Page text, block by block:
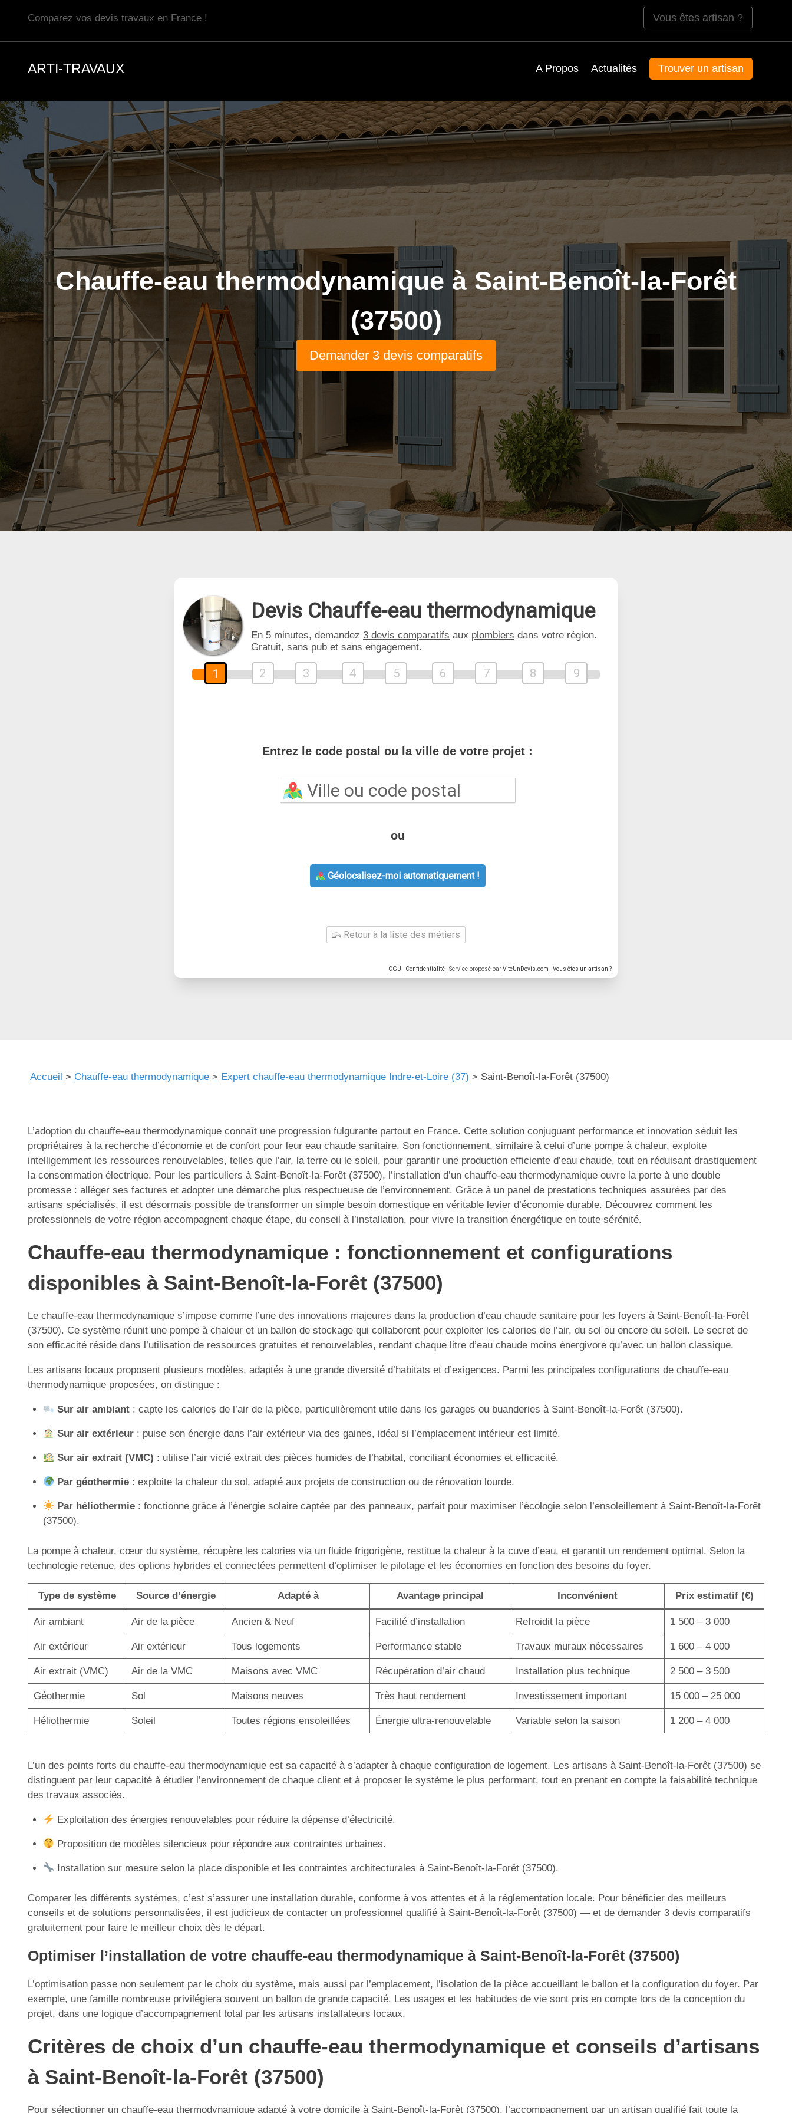
Comparez vos devis travaux en France ! Vous êtes artisan ?
ARTI-TRAVAUX A Propos Actualités Trouver un artisan
Chauffe-eau thermodynamique à Saint-Benoît-la-Forêt
(37500)
Demander 3 devis comparatifs
Devis Chauffe-eau thermodynamique
En 5 minutes, demandez 3 devis comparatifs aux plombiers dans votre région.
Gratuit, sans pub et sans engagement.
1 2 3 4 5 6 7 8 9
Entrez le code postal ou la ville de votre projet :
ou
Géolocalisez-moi automatiquement !
Retour à la liste des métiers
CGU - Confidentialité- Service proposé parViteUnDevis.com -Vous êtes un artisan ?
Accueil > Chauffe-eau thermodynamique > Expert chauffe-eau thermodynamique Indre-et-Loire (37) > Saint-Benoît-la-Forêt (37500)
L’adoption du chauffe-eau thermodynamique connaît une progression fulgurante partout en France. Cette solution conjuguant performance et innovation séduit les
propriétaires à la recherche d’économie et de confort pour leur eau chaude sanitaire. Son fonctionnement, similaire à celui d’une pompe à chaleur, exploite
intelligemment les ressources renouvelables, telles que l’air, la terre ou le soleil, pour garantir une production efficiente d’eau chaude, tout en réduisant drastiquement
la consommation électrique. Pour les particuliers à Saint-Benoît-la-Forêt (37500), l’installation d’un chauffe-eau thermodynamique ouvre la porte à une double
promesse : alléger ses factures et adopter une démarche plus respectueuse de l’environnement. Grâce à un panel de prestations techniques assurées par des
artisans spécialisés, il est désormais possible de transformer un simple besoin domestique en véritable levier d’économie durable. Découvrez comment les
professionnels de votre région accompagnent chaque étape, du conseil à l’installation, pour vivre la transition énergétique en toute sérénité.
Chauffe-eau thermodynamique : fonctionnement et configurations
disponibles à Saint-Benoît-la-Forêt (37500)
Le chauffe-eau thermodynamique s’impose comme l’une des innovations majeures dans la production d’eau chaude sanitaire pour les foyers à Saint-Benoît-la-Forêt
(37500). Ce système réunit une pompe à chaleur et un ballon de stockage qui collaborent pour exploiter les calories de l’air, du sol ou encore du soleil. Le secret de
son efficacité réside dans l’utilisation de ressources gratuites et renouvelables, rendant chaque litre d’eau chaude moins énergivore qu’avec un ballon classique.
Les artisans locaux proposent plusieurs modèles, adaptés à une grande diversité d’habitats et d’exigences. Parmi les principales configurations de chauffe-eau
thermodynamique proposées, on distingue :
Sur air ambiant: capte les calories de l’air de la pièce, particulièrement utile dans les garages ou buanderies à Saint-Benoît-la-Forêt (37500).
Sur air extérieur: puise son énergie dans l’air extérieur via des gaines, idéal si l’emplacement intérieur est limité.
Sur air extrait (VMC) : utilise l’air vicié extrait des pièces humides de l’habitat, conciliant économies et efficacité.
Par géothermie: exploite la chaleur du sol, adapté aux projets de construction ou de rénovation lourde.
Par héliothermie: fonctionne grâce à l’énergie solaire captée par des panneaux, parfait pour maximiser l’écologie selon l’ensoleillement à Saint-Benoît-la-Forêt
(37500).
La pompe à chaleur, cœur du système, récupère les calories via un fluide frigorigène, restitue la chaleur à la cuve d’eau, et garantit un rendement optimal. Selon la
technologie retenue, des options hybrides et connectées permettent d’optimiser le pilotage et les économies en fonction des besoins du foyer.
Type de système Source d’énergie Adapté à Avantage principal Inconvénient Prix estimatif (€)
Air ambiant Air de la pièce Ancien & Neuf Facilité d’installation Refroidit la pièce 1 500 – 3 000
Air extérieur Air extérieur Tous logements Performance stable Travaux muraux nécessaires 1 600 – 4 000
Air extrait (VMC) Air de la VMC Maisons avec VMC Récupération d’air chaud Installation plus technique 2 500 – 3 500
Géothermie Sol Maisons neuves Très haut rendement Investissement important 15 000 – 25 000
Héliothermie Soleil Toutes régions ensoleillées Énergie ultra-renouvelable Variable selon la saison 1 200 – 4 000
L’un des points forts du chauffe-eau thermodynamique est sa capacité à s’adapter à chaque configuration de logement. Les artisans à Saint-Benoît-la-Forêt (37500) se
distinguent par leur capacité à étudier l’environnement de chaque client et à proposer le système le plus performant, tout en prenant en compte la faisabilité technique
des travaux associés.
Exploitation des énergies renouvelables pour réduire la dépense d’électricité.
Proposition de modèles silencieux pour répondre aux contraintes urbaines.
Installation sur mesure selon la place disponible et les contraintes architecturales à Saint-Benoît-la-Forêt (37500).
Comparer les différents systèmes, c’est s’assurer une installation durable, conforme à vos attentes et à la réglementation locale. Pour bénéficier des meilleurs
conseils et de solutions personnalisées, il est judicieux de contacter un professionnel qualifié à Saint-Benoît-la-Forêt (37500) — et de demander 3 devis comparatifs
gratuitement pour faire le meilleur choix dès le départ.
Optimiser l’installation de votre chauffe-eau thermodynamique à Saint-Benoît-la-Forêt (37500)
L’optimisation passe non seulement par le choix du système, mais aussi par l’emplacement, l’isolation de la pièce accueillant le ballon et la configuration du foyer. Par
exemple, une famille nombreuse privilégiera souvent un ballon de grande capacité. Les usages et les habitudes de vie sont pris en compte lors de la conception du
projet, dans une logique d’accompagnement total par les artisans installateurs locaux.
Critères de choix d’un chauffe-eau thermodynamique et conseils d’artisans
à Saint-Benoît-la-Forêt (37500)
Pour sélectionner un chauffe-eau thermodynamique adapté à votre domicile à Saint-Benoît-la-Forêt (37500), l’accompagnement par un artisan qualifié fait toute la